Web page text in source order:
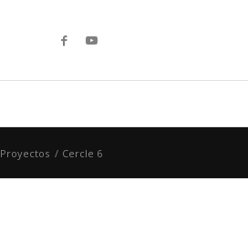
Proyectos / Cercle 6